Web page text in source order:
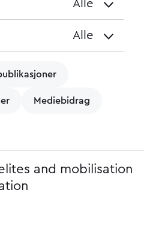
Alle
Alle
Mediebidrag
and mobilisation